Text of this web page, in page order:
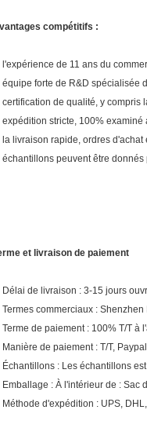
compétitifs :
l'expérience de 11 ans du
équipe forte de R&D spécialisée
certification de qualité, y compris
expédition stricte, 100% examiné
la livraison rapide, ordres
échantillons peuvent être
et livraison de paiement
Délai de livraison : 3-15 jours
Termes commerciaux : Shenzhen
Terme de paiement : 100% T/T à
Manière de paiement : T/T,
Échantillons : Les échantillons
Emballage : À l'intérieur de : Sac
Méthode d'expédition : UPS,